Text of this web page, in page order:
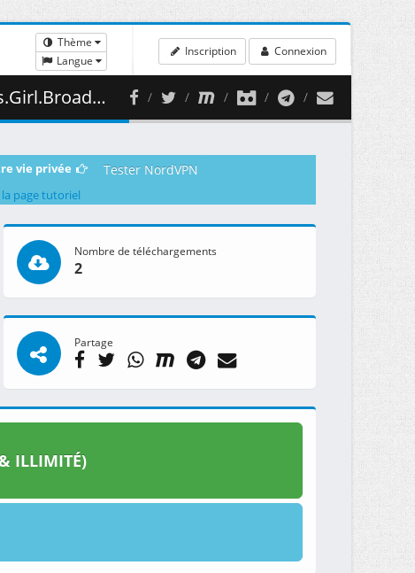
Thème
Langue
Inscription Connexion
( 475.38 MB )
vie privée Tester NordVPN
page tutoriel
Nombre de téléchargements
2
Partage
ILLIMITÉ)